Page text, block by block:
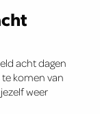
acht dagen
komen van
weer